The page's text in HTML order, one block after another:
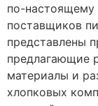
по-
поставщиков
представлены
предлагающие
материалы и
хлопковых